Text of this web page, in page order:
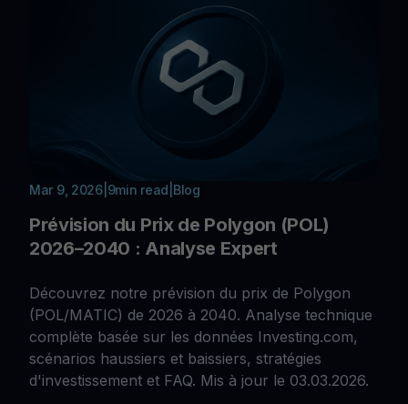
Mar 9, 2026| 9min read Blog
Prévision du Prix de Polygon (POL)
2026–2040 : Analyse Expert
Découvrez notre prévision du prix de Polygon
(POL/MATIC) de 2026 à 2040. Analyse technique
complète basée sur les données Investing.com,
scénarios haussiers et baissiers, stratégies
d'investissement et FAQ. Mis à jour le 03.03.2026.